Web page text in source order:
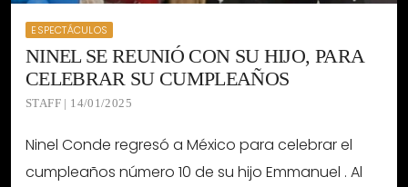
ESPECTÁCULOS
NINEL SE REUNIÓ CON SU HIJO, PARA
CELEBRAR SU CUMPLEAÑOS
STAFF | 14/01/2025
Ninel Conde regresó a México para celebrar el
cumpleaños número 10 de su hijo Emmanuel . Al